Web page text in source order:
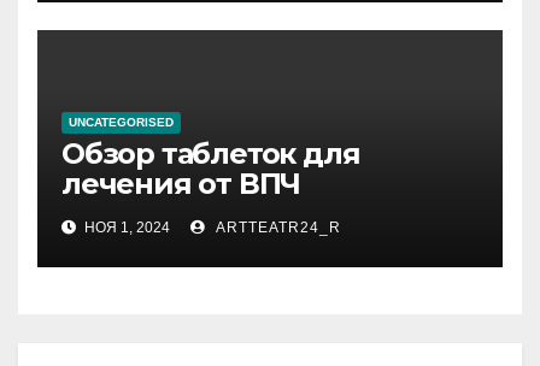
UNCATEGORISED
Обзор таблеток для
лечения от ВПЧ
НОЯ 1, 2024 ARTTEATR24_R